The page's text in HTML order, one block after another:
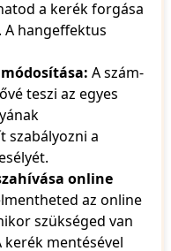
a kerék forgása
hangeffektus
A szám-
teszi az egyes
szabályozni a
online
az online
szükséged van
mentésével